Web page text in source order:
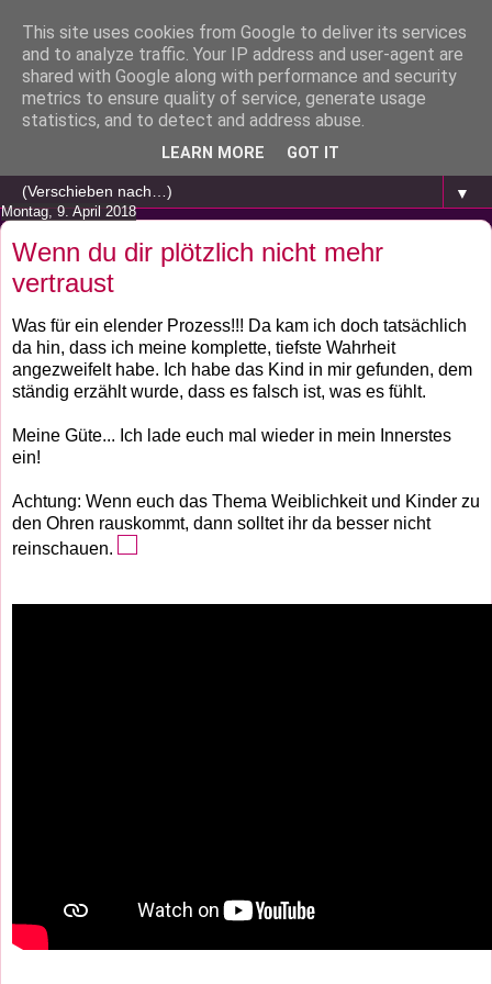
▼
Montag, 9. April 2018
Wenn du dir plötzlich nicht mehr
vertraust
Was für ein elender Prozess!!! Da kam ich doch tatsächlich
da hin, dass ich meine komplette, tiefste Wahrheit
angezweifelt habe. Ich habe das Kind in mir gefunden, dem
ständig erzählt wurde, dass es falsch ist, was es fühlt.
Meine Güte... Ich lade euch mal wieder in mein Innerstes
ein!
Achtung: Wenn euch das Thema Weiblichkeit und Kinder zu
den Ohren rauskommt, dann solltet ihr da besser nicht
reinschauen.
This site uses cookies from Google to deliver its services
and to analyze traffic. Your IP address and user-agent are
shared with Google along with performance and security
metrics to ensure quality of service, generate usage
statistics, and to detect and address abuse.
LEARN MORE GOT IT